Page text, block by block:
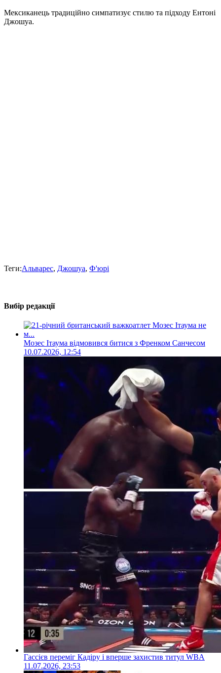
Мексиканець традиційно симпатизує стилю та підходу Ентоні
Джошуа.
Теги:Альварес, Джошуа, Ф'юрі
Вибір редакції
Мозес Ітаума відмовився битися з Френком Санчесом
10.07.2026, 12:54
Гассієв переміг Кадіру і вперше захистив титул WBA
11.07.2026, 23:53